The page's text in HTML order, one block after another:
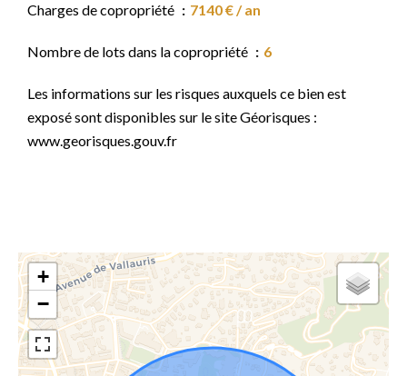
Charges de copropriété 7140 € / an
Nombre de lots dans la copropriété 6
Les informations sur les risques auxquels ce bien est
exposé sont disponibles sur le site Géorisques :
www.georisques.gouv.fr
+
−